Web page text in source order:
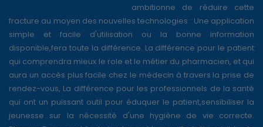
ambitionne de réduire cette
fracture au moyen des nouvelles technologies : Une application
simple et facile d'utilisation ou la bonne information
disponible,fera toute la différence. La différence pour le patient
qui comprendra mieux le role et le métier du pharmacien, et qui
aura un accès plus facile chez le médecin à travers la prise de
rendez-vous, La différence pour les professionnels de la santé
qui ont un puissant outil pour éduquer le patient,sensibiliser la
jeunesse sur la nécessité d'une hygiène de vie correcte.